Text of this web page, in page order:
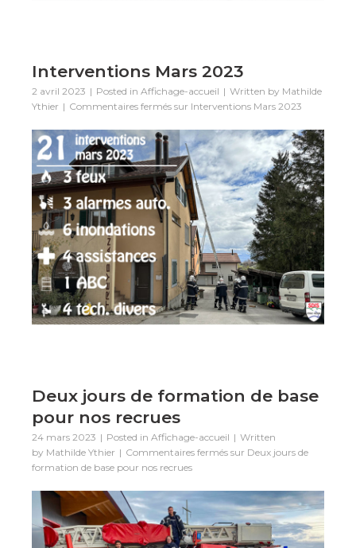
Interventions Mars 2023
2 avril 2023 Posted in Affichage-accueil Written by Mathilde
Ythier
Commentaires fermés sur Interventions Mars 2023
Deux jours de formation de base
pour nos recrues
24 mars 2023 Posted in Affichage-accueil
Written
by Mathilde Ythier Commentaires fermés sur Deux jours de
formation de base pour nos recrues